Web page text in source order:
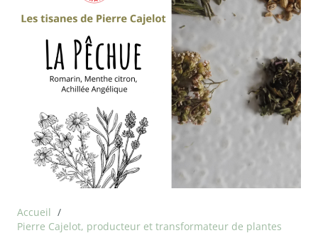
Accueil /
Pierre Cajelot, producteur et transformateur de plantes